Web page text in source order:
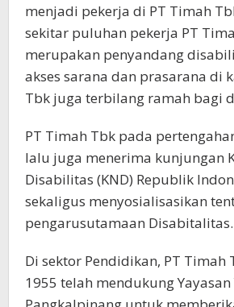
menjadi pekerja di PT Timah
sekitar puluhan pekerja PT
merupakan penyandang
akses sarana dan prasarana di
Tbk juga terbilang ramah bagi
PT Timah Tbk pada
lalu juga menerima kunjungan
Disabilitas (KND) Republik
sekaligus menyosialisasikan
pengarusutamaan Disabitalitas.
Di sektor Pendidikan, PT Timah
1955 telah mendukung Yayasan